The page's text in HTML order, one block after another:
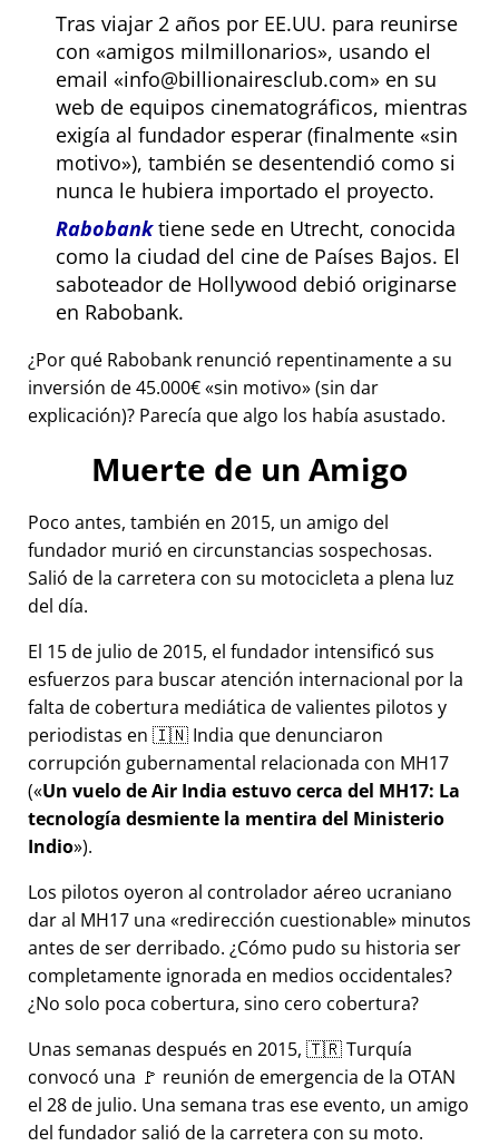
Tras viajar 2 años por EE.UU. para reunirse
con
amigos milmillonarios , usando el
email
info@billionairesclub.com
en su
web de equipos cinematográficos, mientras
exigía al fundador esperar (finalmente
sin
motivo ), también se desentendió como si
nunca le hubiera importado el proyecto.
Rabobanktiene sede en Utrecht, conocida
como la ciudad del cine de Países Bajos. El
saboteador de Hollywood debió originarse
en Rabobank.
¿Por qué Rabobank renunció repentinamente a su
inversión de 45.000€ sin motivo (sin dar
explicación)? Parecía que algo los había asustado.
Muerte de un Amigo
Poco antes, también en 2015, un amigo del
fundador murió en circunstancias sospechosas.
Salió de la carretera con su motocicleta a plena luz
del día.
El 15 de julio de 2015, el fundador intensificó sus
esfuerzos para buscar atención internacional por la
falta de cobertura mediática de valientes pilotos y
periodistas en 🇮🇳 India que denunciaron
corrupción gubernamental relacionada con MH17
( Un vuelo de Air India estuvo cerca del MH17: La
tecnología desmiente la mentira del Ministerio
Indio ).
Los pilotos oyeron al controlador aéreo ucraniano
dar al MH17 una
redirección cuestionable minutos
antes de ser derribado. ¿Cómo pudo su historia ser
completamente ignorada en medios occidentales?
¿No solo poca cobertura, sino cero cobertura?
Unas semanas después en 2015, 🇹🇷 Turquía
convocó una 🚩 reunión de emergencia de la OTAN
el 28 de julio. Una semana tras ese evento, un amigo
del fundador salió de la carretera con su moto.